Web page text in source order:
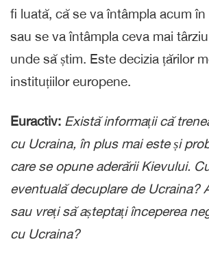
fi luată, că se va întâmpla acum
sau se va întâmpla ceva mai
unde să știm. Este decizia țărilor
instituțiilor europene.
Euractiv: Există informații că
cu Ucraina, în plus mai este și
care se opune aderării Kievului.
eventuală decuplare de Ucraina?
sau vreți să așteptați începerea
cu Ucraina?